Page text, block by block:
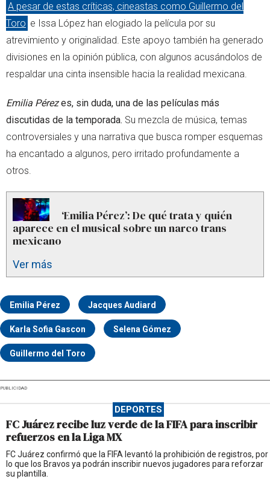
A pesar de estas críticas, cineastas como Guillermo del
Toro e Issa López han elogiado la película por su
atrevimiento y originalidad. Este apoyo también ha generado
divisiones en la opinión pública, con algunos acusándolos de
respaldar una cinta insensible hacia la realidad mexicana.
Emilia Pérezes, sin duda, una de las películas más
discutidas de la temporada. Su mezcla de música, temas
controversiales y una narrativa que busca romper esquemas
ha encantado a algunos, pero irritado profundamente a
otros.
‘Emilia Pérez’: De qué trata y quién
aparece en el musical sobre un narco trans
mexicano
Ver más
Emilia Pérez Jacques Audiard
Karla Sofia Gascon Selena Gómez
Guillermo del Toro
PUBLICIDAD
DEPORTES
FC Juárez recibe luz verde de la FIFA para inscribir
refuerzos en la Liga MX
FC Juárez confirmó que la FIFA levantó la prohibición de registros, por
lo que los Bravos ya podrán inscribir nuevos jugadores para reforzar
su plantilla.